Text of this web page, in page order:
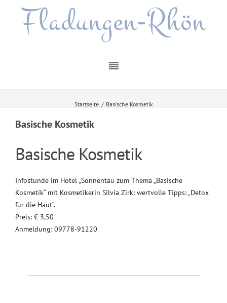
Fladungen-Rhön
Startseite / Basische Kosmetik
Basische Kosmetik
Basische Kosmetik
Infostunde im Hotel „Sonnentau zum Thema „Basische
Kosmetik“ mit Kosmetikerin Silvia Zirk: wertvolle Tipps: „Detox
für die Haut“.
Preis: € 3,50
Anmeldung: 09778-91220